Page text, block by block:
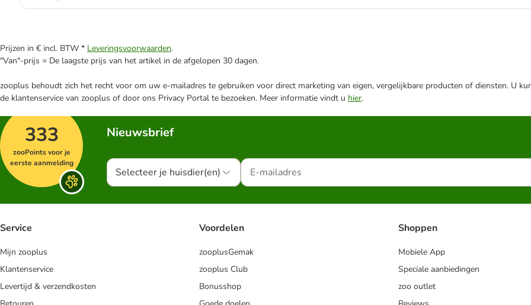
Prijzen in € incl. BTW * Leveringsvoorwaarden.
"Van"-prijs = De laagste prijs van het artikel in de afgelopen 30 dagen.
zooplus behoudt zich het recht voor om uw e-mailadres te gebruiken voor direct marketing van eigen, vergelijkbare producten of diensten. U
de klantenservice van zooplus of door ons Privacy Portal te bezoeken. Meer informatie vindt u hier.
333
zooPoints voor je
eerste aanmelding
Nieuwsbrief
Selecteer je huisdier(en)
Service
Mijn zooplus
Klantenservice
Levertijd & verzendkosten
Voordelen
zooplusGemak
zooplus Club
Bonusshop
Shoppen
Mobiele App
Speciale aanbiedingen
zoo outlet